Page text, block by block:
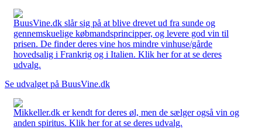
BuusVine.dk slår sig på at blive drevet ud fra sunde og
gennemskuelige købmandsprincipper, og levere god vin til
prisen. De finder deres vine hos mindre vinhuse/gårde
hovedsalig i Frankrig og i Italien. Klik her for at se deres
udvalg.
Se udvalget på BuusVine.dk
Mikkeller.dk er kendt for deres øl, men de sælger også vin og
anden spiritus. Klik her for at se deres udvalg.